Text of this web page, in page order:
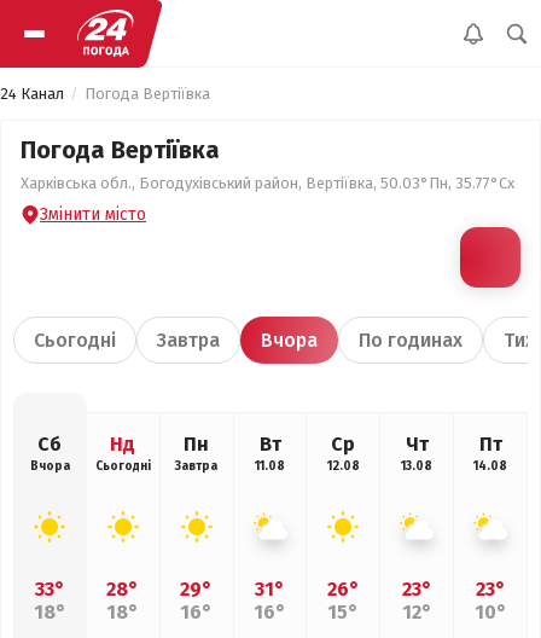
24 Канал Погода Вертіївка
Погода Вертіївка
Харківська обл., Богодухівський район, Вертіївка, 50.03°Пн, 35.77°Сх
Змінити місто
Сьогодні Завтра Вчора По годинах
Сб
Вчора
33°
18°
Нд
Сьогодні
28°
18°
Пн
Завтра
29°
16°
Вт
11.08
31°
16°
Ср
12.08
26°
15°
Чт
13.08
23°
12°
Пт
14.08
23°
10°